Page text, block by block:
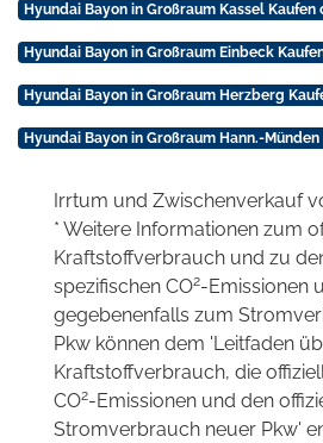
Hyundai Bayon in Großraum Kassel Kaufen
Hyundai Bayon in Großraum Einbeck
Hyundai Bayon in Großraum Herzberg
Hyundai Bayon in Großraum Hann.-
Irrtum und Zwischenverkauf
* Weitere Informationen zum
Kraftstoffverbrauch und zu
spezifischen CO2-Emissionen
gegebenenfalls zum
Pkw können dem 'Leitfaden
Kraftstoffverbrauch, die
CO2-Emissionen und den
Stromverbrauch neuer Pkw'